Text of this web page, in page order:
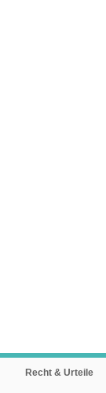
Recht & Urteile